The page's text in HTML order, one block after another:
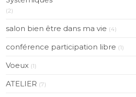
(2)
salon bien être dans ma vie (4)
conférence participation libre (1)
Voeux (1)
ATELIER (7)